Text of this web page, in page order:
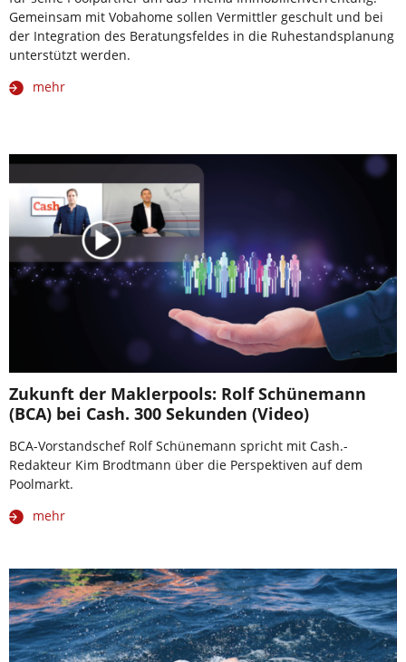
Gemeinsam mit Vobahome sollen Vermittler geschult und bei
der Integration des Beratungsfeldes in die Ruhestandsplanung
unterstützt werden.
mehr
Zukunft der Maklerpools: Rolf Schünemann
(BCA) bei Cash. 300 Sekunden (Video)
BCA-Vorstandschef Rolf Schünemann spricht mit Cash.-
Redakteur Kim Brodtmann über die Perspektiven auf dem
Poolmarkt.
mehr